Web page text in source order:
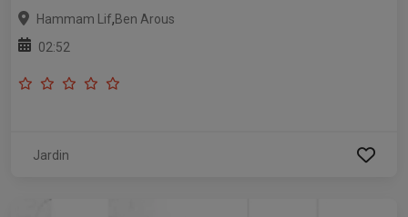
Hammam Lif,Ben Arous
02:52
Jardin